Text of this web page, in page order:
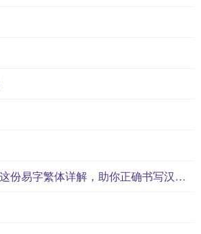
易的繁体字怎么写？这份易字繁体详解，助你正确书写汉字_汉字繁体学习